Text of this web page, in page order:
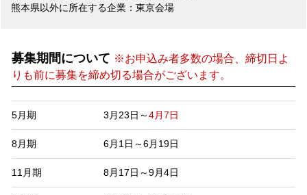
熊本県以外に所在する企業：東京会場
募集期間について ※お申込み者多数の場合、締切日よ
りも前に募集を締め切る場合がございます。
5月期 3月23日～4月7日
8月期 6月1日～6月19日
11月期 8月17日～9月4日